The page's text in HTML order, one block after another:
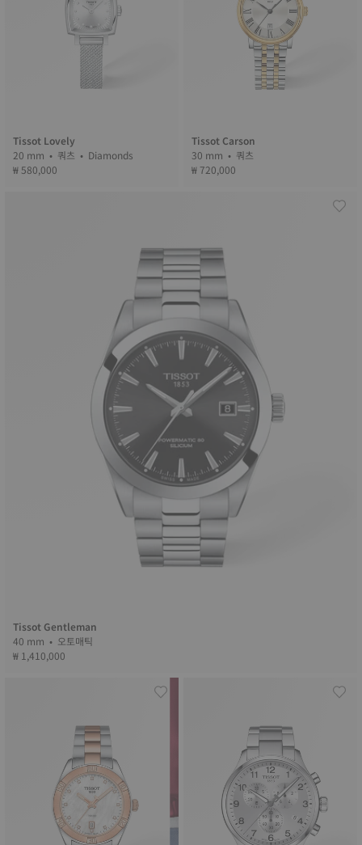
Tissot Lovely
20 mm • 쿼츠 • Diamonds
₩ 580,000
Tissot Carson
30 mm • 쿼츠
₩ 720,000
Tissot Gentleman
40 mm • 오토매틱
₩ 1,410,000